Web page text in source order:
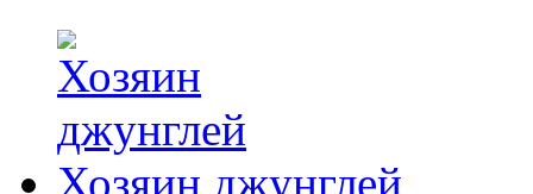
Хозяин джунглей